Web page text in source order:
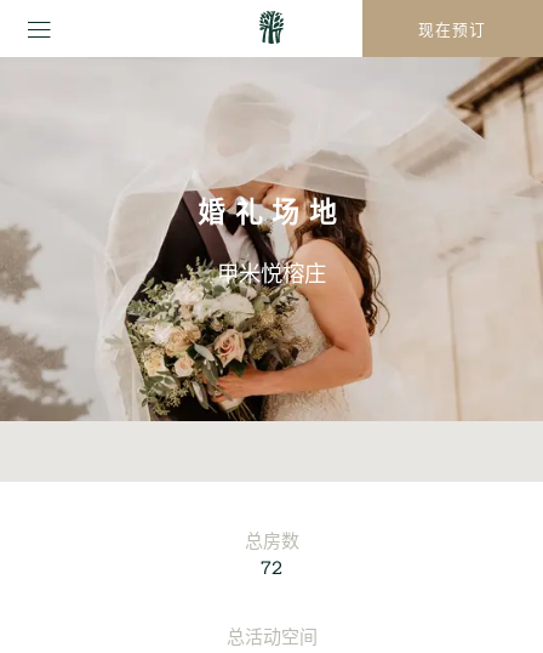
现在预订
婚礼场地
甲米悦榕庄
总房数
72
总活动空间